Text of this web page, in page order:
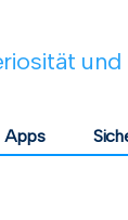
Apps